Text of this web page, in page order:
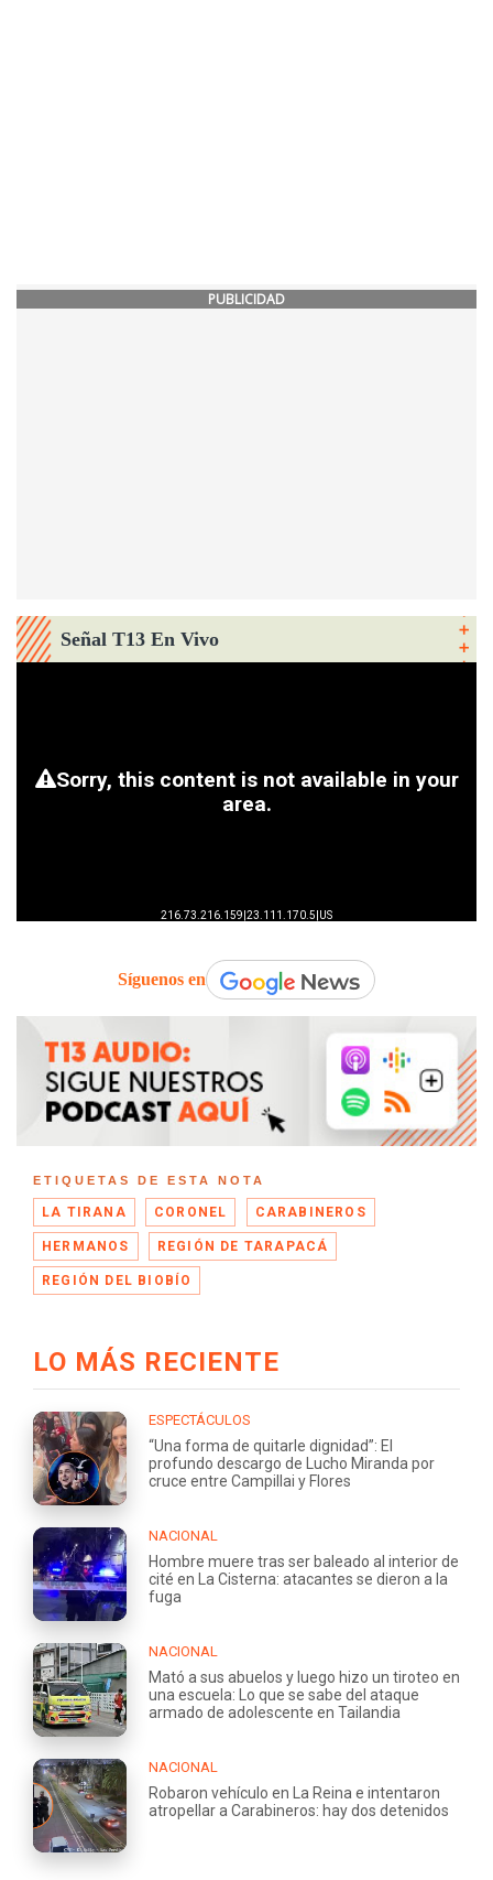
PUBLICIDAD
Señal T13 En Vivo
Síguenos en
ETIQUETAS DE ESTA NOTA
LA TIRANA CORONEL CARABINEROS
HERMANOS REGIÓN DE TARAPACÁ
REGIÓN DEL BIOBÍO
LO MÁS RECIENTE
ESPECTÁCULOS
“Una forma de quitarle dignidad”: El
profundo descargo de Lucho Miranda por
cruce entre Campillai y Flores
NACIONAL
Hombre muere tras ser baleado al interior de
cité en La Cisterna: atacantes se dieron a la
fuga
NACIONAL
Mató a sus abuelos y luego hizo un tiroteo en
una escuela: Lo que se sabe del ataque
armado de adolescente en Tailandia
NACIONAL
Robaron vehículo en La Reina e intentaron
atropellar a Carabineros: hay dos detenidos